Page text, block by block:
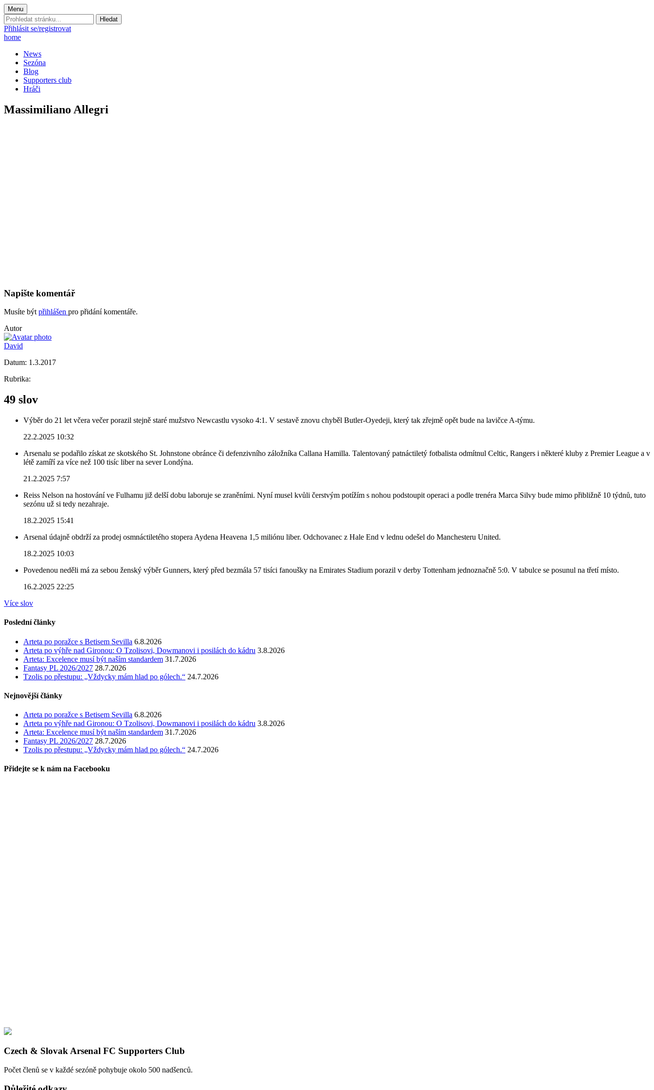
Menu
Prohledat
stránku:
Přihlásit se/registrovat
home
News
Sezóna
Blog
Supporters club
Hráči
Massimiliano Allegri
Napište komentář
Musíte být přihlášen pro přidání komentáře.
Autor
David
Datum: 1.3.2017
Rubrika:
49 slov
Výběr do 21 let včera večer porazil stejně staré mužstvo Newcastlu vysoko 4:1. V sestavě znovu chyběl Butler-Oyedeji, který tak zřejmě opět bude na lavičce A-týmu.
22.2.2025 10:32
Arsenalu se podařilo získat ze skotského St. Johnstone obránce či defenzivního záložníka Callana Hamilla. Talentovaný patnáctiletý fotbalista odmítnul Celtic, Rangers i některé kluby z Premier League a v
létě zamíří za více než 100 tisíc liber na sever Londýna.
21.2.2025 7:57
Reiss Nelson na hostování ve Fulhamu již delší dobu laboruje se zraněními. Nyní musel kvůli čerstvým potížím s nohou podstoupit operaci a podle trenéra Marca Silvy bude mimo přibližně 10 týdnů, tuto
sezónu už si tedy nezahraje.
18.2.2025 15:41
Arsenal údajně obdrží za prodej osmnáctiletého stopera Aydena Heavena 1,5 miliónu liber. Odchovanec z Hale End v lednu odešel do Manchesteru United.
18.2.2025 10:03
Povedenou neděli má za sebou ženský výběr Gunners, který před bezmála 57 tisíci fanoušky na Emirates Stadium porazil v derby Tottenham jednoznačně 5:0. V tabulce se posunul na třetí místo.
16.2.2025 22:25
Více slov
Poslední články
Arteta po poražce s Betisem Sevilla 6.8.2026
Arteta po výhře nad Gironou: O Tzolisovi, Dowmanovi i posilách do kádru 3.8.2026
Arteta: Excelence musí být naším standardem 31.7.2026
Fantasy PL 2026/2027 28.7.2026
Tzolis po přestupu: „Vždycky mám hlad po gólech.“ 24.7.2026
Nejnovější články
Arteta po poražce s Betisem Sevilla 6.8.2026
Arteta po výhře nad Gironou: O Tzolisovi, Dowmanovi i posilách do kádru 3.8.2026
Arteta: Excelence musí být naším standardem 31.7.2026
Fantasy PL 2026/2027 28.7.2026
Tzolis po přestupu: „Vždycky mám hlad po gólech.“ 24.7.2026
Přidejte se k nám na Facebooku
Czech & Slovak Arsenal FC Supporters Club
Počet členů se v každé sezóně pohybuje okolo 500 nadšenců.